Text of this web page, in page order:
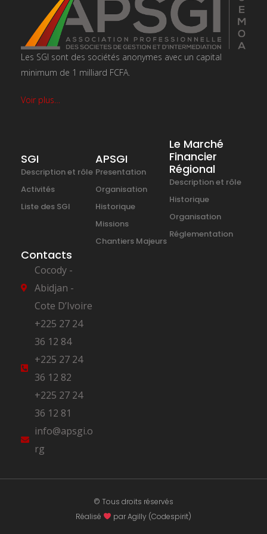
Les SGI sont des sociétés anonymes avec un capital
minimum de 1 milliard FCFA.
Voir plus…
SGI
Description et rôle
Activités
Liste des SGI
APSGI
Presentation
Organisation
Historique
Missions
Chantiers Majeurs
Le Marché
Financier
Régional
Description et rôle
Historique
Organisation
Réglementation
Contacts
Cocody -
Abidjan -
Cote D’Ivoire
+225 27 24
36 12 84
+225 27 24
36 12 82
+225 27 24
36 12 81
info@apsgi.o
rg
© Tous droits réservés
Réalisé
par Agilly (Codespirit)